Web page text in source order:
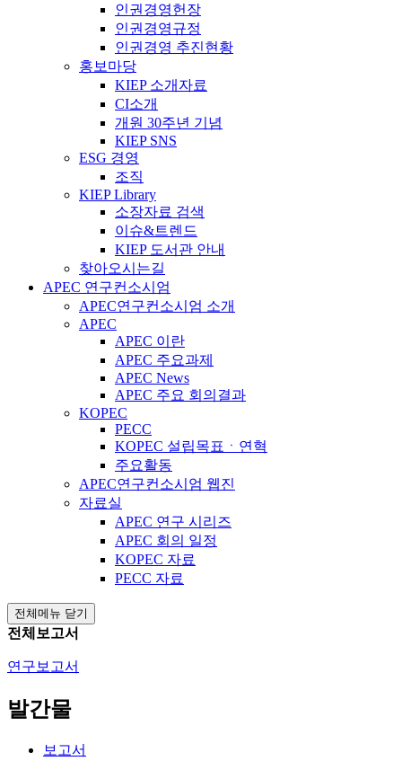
인권경영헌장
인권경영규정
인권경영 추진현황
홍보마당
KIEP 소개자료
CI소개
개원 30주년 기념
KIEP SNS
ESG 경영
조직
KIEP Library
소장자료 검색
이슈&트렌드
KIEP 도서관 안내
찾아오시는길
APEC 연구컨소시엄
APEC연구컨소시엄 소개
APEC
APEC 이란
APEC 주요과제
APEC News
APEC 주요 회의결과
KOPEC
PECC
KOPEC 설립목표ㆍ연혁
주요활동
APEC연구컨소시엄 웹진
자료실
APEC 연구 시리즈
APEC 회의 일정
KOPEC 자료
PECC 자료
전체메뉴 닫기
전체보고서
연구보고서
발간물
보고서